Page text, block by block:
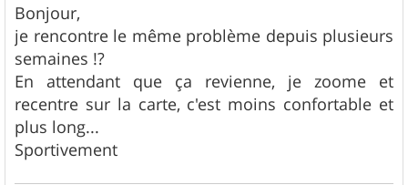
s
s
a
g
e
Bonjour,
je rencontre le même problème depuis plusieurs
semaines !?
En attendant que ça revienne, je zoome et
recentre sur la carte, c'est moins confortable et
plus long...
Sportivement